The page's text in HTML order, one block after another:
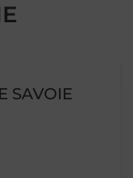
SAVOIE